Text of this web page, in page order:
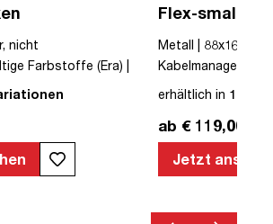
nicht
Farbstoffe (Era) |
Schwarz | Drehstuhl |
kg | TÜV©
| TÜV© geprüfte
Office© | TÜV©
Flex-small +
Kabelführung
Steckdose
Metall |
erhältlich in 12
ab € 119,00
Jetzt